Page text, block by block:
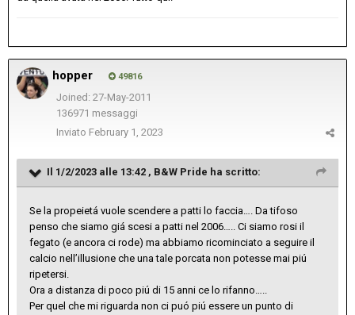
hopper 49816
Joined: 27-May-2011
136971 messaggi
Inviato February 1, 2023
Il 1/2/2023 alle 13:42 , B&W Pride ha scritto:
Se la propeietá vuole scendere a patti lo faccia…. Da tifoso
penso che siamo giá scesi a patti nel 2006….. Ci siamo rosi il
fegato (e ancora ci rode) ma abbiamo ricominciato a seguire il
calcio nell’illusione che una tale porcata non potesse mai piú
ripetersi.
Ora a distanza di poco piú di 15 anni ce lo rifanno…..
Per quel che mi riguarda non ci puó piú essere un punto di